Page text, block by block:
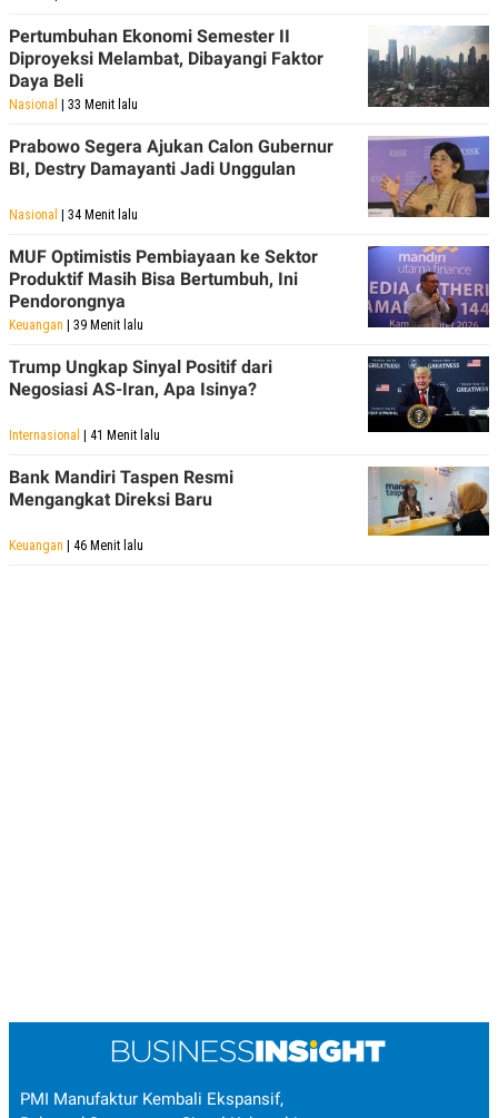
SITEMAPPROFILETERM
OF
USE
PEDOMAN
PEMBERITAAN
PRIVACY
POLICY
Pertumbuhan Ekonomi Semester II
Diproyeksi Melambat, Dibayangi Faktor
Daya Beli
Nasional | 33 Menit lalu
Prabowo Segera Ajukan Calon Gubernur
BI, Destry Damayanti Jadi Unggulan
Nasional | 34 Menit lalu
MUF Optimistis Pembiayaan ke Sektor
Produktif Masih Bisa Bertumbuh, Ini
Pendorongnya
Keuangan | 39 Menit lalu
Trump Ungkap Sinyal Positif dari
Negosiasi AS-Iran, Apa Isinya?
Internasional | 41 Menit lalu
Bank Mandiri Taspen Resmi
Mengangkat Direksi Baru
Keuangan | 46 Menit lalu
PMI Manufaktur Kembali Ekspansif,